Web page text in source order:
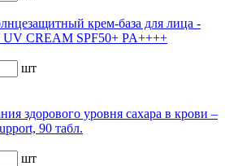
крем-база для лица -
CREAM SPF50+ PA++++
шт
здорового уровня сахара в крови –
90 табл.
шт